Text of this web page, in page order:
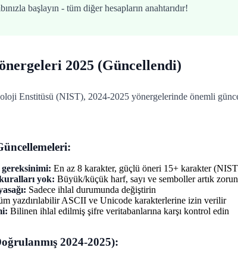
başlayın - tüm diğer hesapların anahtarıdır!
2025 (Güncellendi)
Enstitüsü (NIST), 2024-2025 yönergelerinde önemli
En az 8 karakter, güçlü öneri 15+ karakter
yok: Büyük/küçük harf, sayı ve semboller artık
Sadece ihlal durumunda değiştirin
yazdırılabilir ASCII ve Unicode karakterlerine izin verilir
Bilinen ihlal edilmiş şifre veritabanlarına karşı kontrol edin
2024-2025):